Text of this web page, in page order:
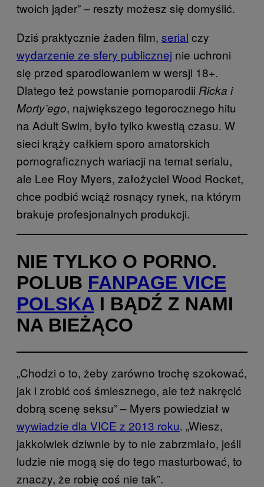
twoich jąder” ‒ reszty możesz się domyślić.
Dziś praktycznie żaden film, serial czy
wydarzenie ze sfery publicznej nie uchroni
się przed sparodiowaniem w wersji 18+.
Dlatego też powstanie pornoparodii Ricka i
Morty’ego, największego tegorocznego hitu
na Adult Swim, było tylko kwestią czasu. W
sieci krąży całkiem sporo amatorskich
pornograficznych wariacji na temat serialu,
ale Lee Roy Myers, założyciel Wood Rocket,
chce podbić wciąż rosnący rynek, na którym
brakuje profesjonalnych produkcji.
NIE TYLKO O PORNO.
POLUB FANPAGE VICE
POLSKA I BĄDŹ Z NAMI
NA BIEŻĄCO
„Chodzi o to, żeby zarówno trochę szokować,
jak i zrobić coś śmiesznego, ale też nakręcić
dobrą scenę seksu” ‒ Myers powiedział w
wywiadzie dla VICE z 2013 roku. „Wiesz,
jakkolwiek dziwnie by to nie zabrzmiało, jeśli
ludzie nie mogą się do tego masturbować, to
znaczy, że robię coś nie tak”.